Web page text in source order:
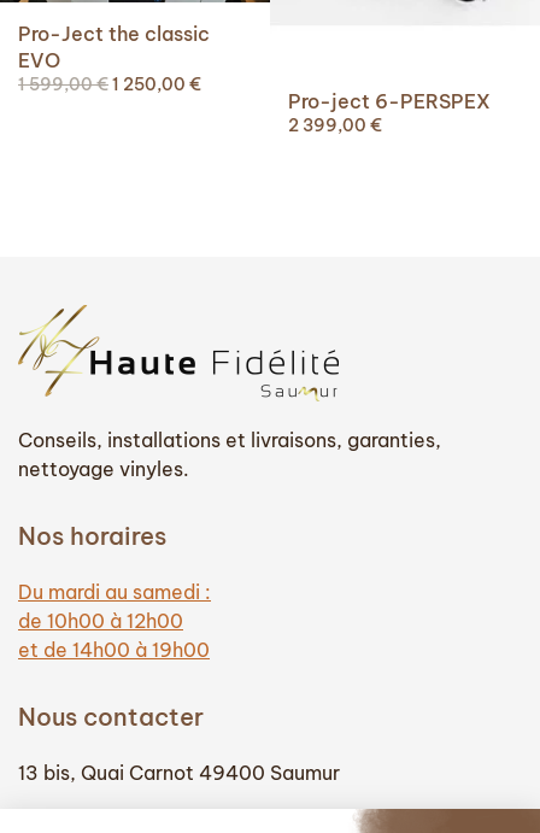
Pro-Ject the classic
EVO
1 599,00€Le
1 250,00 €Le
Pro-ject 6-PERSPEX
2 399,00 €
Conseils, installations et livraisons, garanties,
nettoyage vinyles.
Nos horaires
Du mardi au samedi :
de 10h00 à 12h00
et de 14h00 à 19h00
Nous contacter
13 bis, Quai Carnot 49400 Saumur